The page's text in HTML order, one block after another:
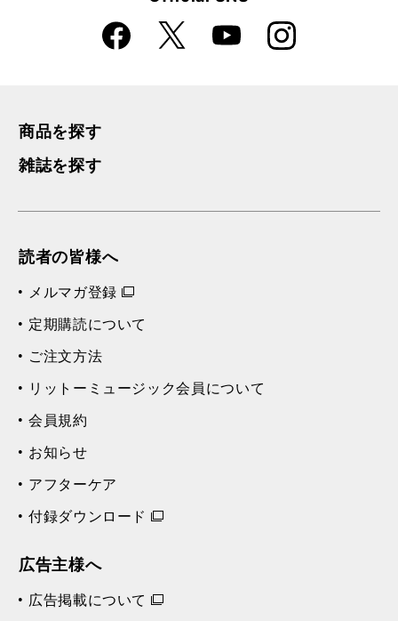
Faceboo
k
X YouTube Instagra
m
商品を探す
雑誌を探す
読者の皆様へ
メルマガ登録
定期購読について
ご注文方法
リットーミュージック会員について
会員規約
お知らせ
アフターケア
付録ダウンロード
広告主様へ
広告掲載について